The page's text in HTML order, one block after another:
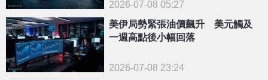
2026-07-08 05:27
美伊局勢緊張油價飆升 美元觸及
一週高點後小幅回落
2026-07-08 23:24